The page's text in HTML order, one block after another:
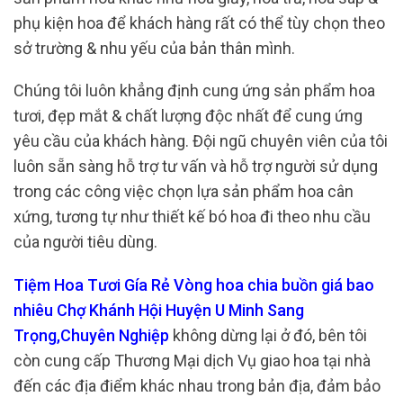
phụ kiện hoa để khách hàng rất có thể tùy chọn theo
sở trường & nhu yếu của bản thân mình.
Chúng tôi luôn khẳng định cung ứng sản phẩm hoa
tươi, đẹp mắt & chất lượng độc nhất để cung ứng
yêu cầu của khách hàng. Đội ngũ chuyên viên của tôi
luôn sẵn sàng hỗ trợ tư vấn và hỗ trợ người sử dụng
trong các công việc chọn lựa sản phẩm hoa cân
xứng, tương tự như thiết kế bó hoa đi theo nhu cầu
của người tiêu dùng.
Tiệm Hoa Tươi Gía Rẻ Vòng hoa chia buồn giá bao
nhiêu Chợ Khánh Hội Huyện U Minh Sang
Trọng,Chuyên Nghiệp không dừng lại ở đó, bên tôi
còn cung cấp Thương Mại dịch Vụ giao hoa tại nhà
đến các địa điểm khác nhau trong bản địa, đảm bảo